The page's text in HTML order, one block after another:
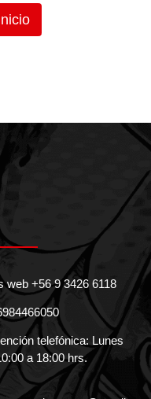
web +56 9 3426 6118
telefónica: Lunes
a 18:00 hrs.